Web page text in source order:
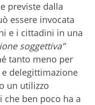
previste dalla
essere invocata
e i cittadini in una
soggettiva”
tanto meno per
delegittimazione
un utilizzo
ben poco ha a